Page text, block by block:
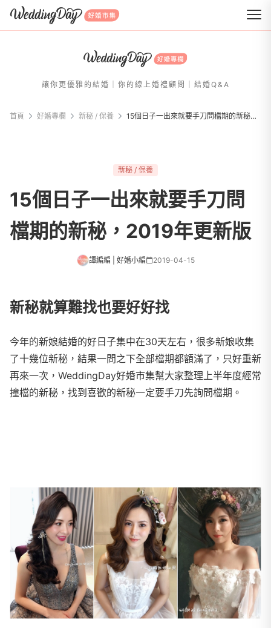
WeddingDay 好婚市集
讓你更優雅的結婚｜你的線上婚禮顧問｜結婚Q&A
首頁 好婚專欄 新秘 / 保養 15個日子一出來就要手刀問檔期的新秘，2019年更新版
新秘 / 保養
15個日子一出來就要手刀問
檔期的新秘，2019年更新版
譚編編 | 好婚小編 2019-04-15
新秘就算難找也要好好找
今年的新娘結婚的好日子集中在30天左右，很多新娘收集
了十幾位新秘，結果一問之下全部檔期都額滿了，只好重新
再來一次，WeddingDay好婚市集幫大家整理上半年度經常
撞檔的新秘，找到喜歡的新秘一定要手刀先詢問檔期。